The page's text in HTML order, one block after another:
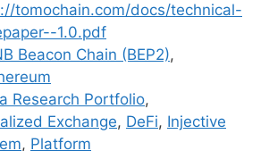
tomochain.com/docs/technical-
1.0.pdf
Beacon Chain (BEP2),
Research Portfolio,
Exchange, DeFi, Injective
, Platform